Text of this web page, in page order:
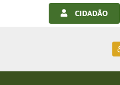
CIDADÃO